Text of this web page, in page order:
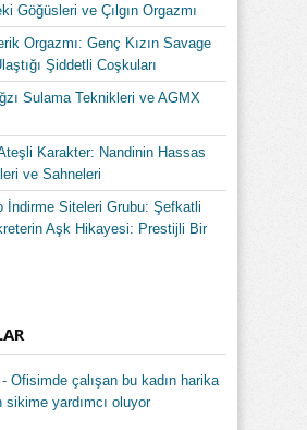
Göğüsleri ve Çılgın Orgazmı
Orgazmı: Genç Kızın Savage
Şiddetli Coşkuları
Sulama Teknikleri ve AGMX
Karakter: Nandinin Hassas
ve Sahneleri
İndirme Siteleri Grubu: Şefkatli
Aşk Hikayesi: Prestijli Bir
- Ofisimde çalışan bu kadın harika
sikime yardımcı oluyor